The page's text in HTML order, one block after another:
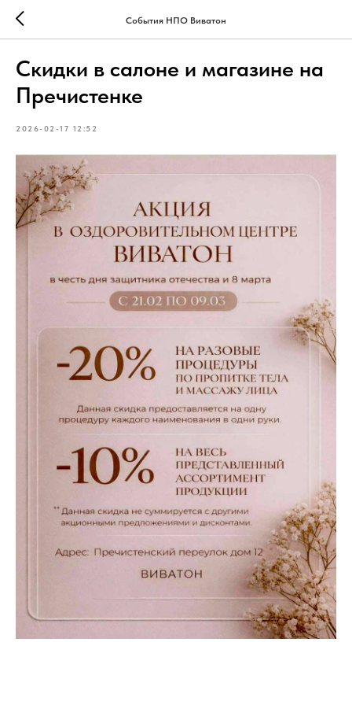
События НПО Виватон
Скидки в салоне и магазине на
Пречистенке
2026-02-17 12:52